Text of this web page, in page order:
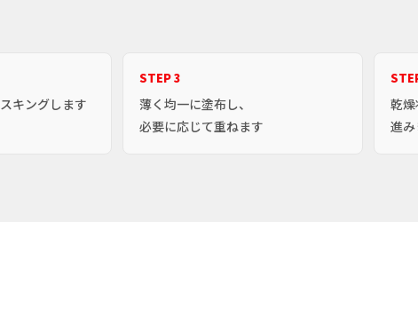
キングします
STEP 3
薄く均一に塗布し、
必要に応じて重ねます
乾
進